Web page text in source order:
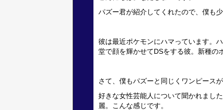
パズー君が紹介してくれたので、僕も
彼は最近ポケモンにハマっています。
堂で顔を輝かせてDSをする彼。新種の
さて、僕もパズーと同じくワンピース
好きな女性芸能人について聞かれまし
麗。こんな感じです。